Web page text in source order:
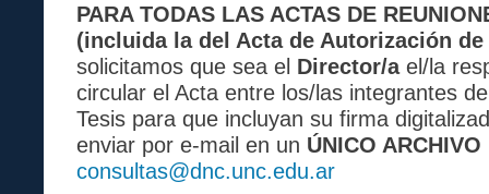
PARA TODAS LAS ACTAS DE
(incluida la del Acta de Autorización
solicitamos que sea el Director/ael/la
circular el Acta entre los/las integrantes
Tesis para que incluyan su firma
enviar por e-mail en un ÚNICO ARCHIVO
consultas@dnc.unc.edu.ar